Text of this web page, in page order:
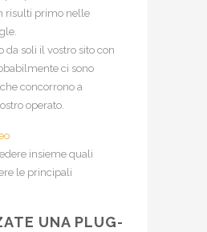
risulti primo nelle
da soli il vostro sito con
ci sono
concorrono a
operato.
insieme quali
le principali
UNA PLUG-